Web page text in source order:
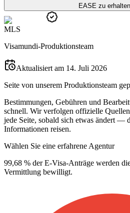
EASE zu
MLS
Visamundi-Produktionsteam
Aktualisiert am 14. Juli 2026
Seite von unserem Produktionsteam
Bestimmungen, Gebühren und
schnell. Wir verfolgen offizielle
jede Seite, sobald sich etwas ändert —
Informationen reisen.
Wählen Sie eine erfahrene Agentur
99,68 % der E-Visa-Anträge werden
Vermittlung bewilligt.